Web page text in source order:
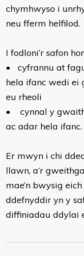
chymhwyso i
neu fferm helfilod.
I fodloni’r safon
•
cyfrannu at
hela ifanc wedi ei
eu rheoli
•
cynnal y
ac adar hela ifanc.
Er mwyn i chi
llawn, a’r
mae’n bwysig
ddefnyddir yn y
diffiniadau ddylai